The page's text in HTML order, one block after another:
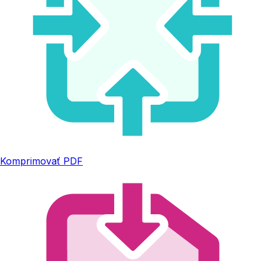
Komprimovať PDF